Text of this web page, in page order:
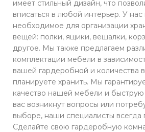
имеет стильный дизайн, что
вписаться в любой интерьер. У
необходимое для организации
вещей: полки, ящики, вешалки,
другое. Мы также предлагаем
комплектации мебели в
вашей гардеробной и количества
планируете хранить. Мы
качество нашей мебели и быструю
вас возникнут вопросы или
выборе, наши специалисты всегда
Сделайте свою гардеробную